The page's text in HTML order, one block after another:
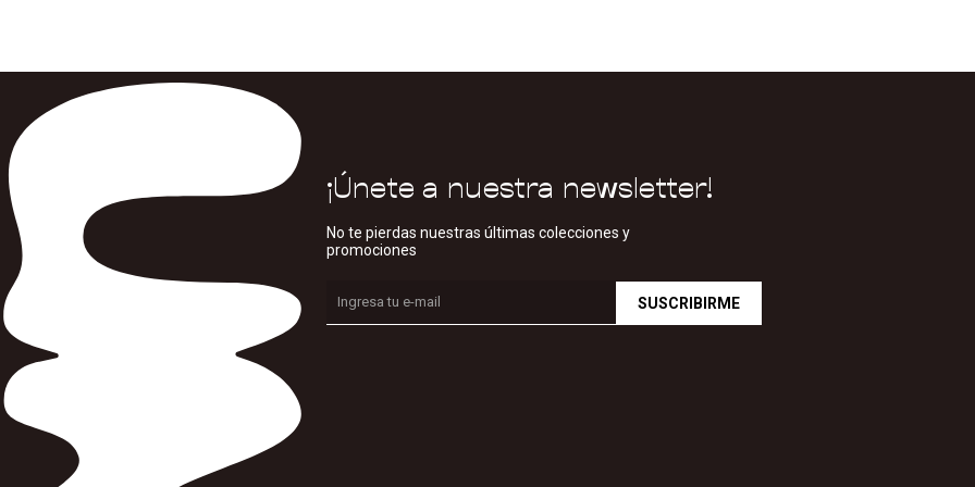
¡Únete a nuestra newsletter!
No te pierdas nuestras últimas colecciones y
promociones
SUSCRIBIRME